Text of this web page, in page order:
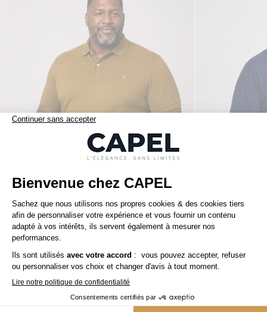
ralph lauren
Polo Interlock Grande Taille Marron Café
ralph lauren